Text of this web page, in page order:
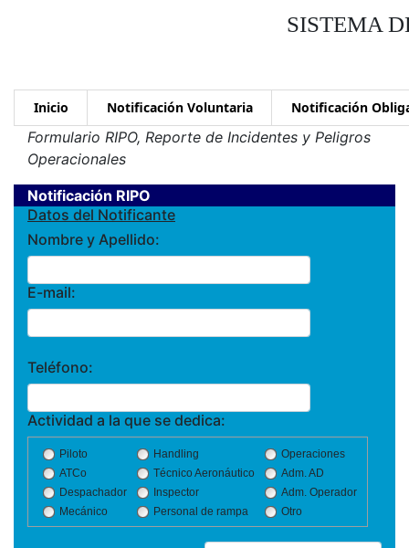
SISTEMA
Inicio Notificación Voluntaria Notificación
Formulario RIPO, Reporte de Incidentes y Peligros
Operacionales
Notificación RIPO
Datos del Notificante
Nombre y Apellido:
E-mail:
Teléfono:
Actividad a la que se dedica:
Piloto Handling
Operaciones
ATCo
Técnico Aeronáutico
Adm. AD
Despachador
Inspector
Adm. Operador
Mecánico
Personal de rampa Otro